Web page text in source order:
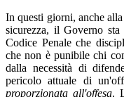
In questi giorni, anche
sicurezza, il Governo
Codice Penale che
che non è punibile chi
dalla necessità di
pericolo attuale di
proporzionata all'offesa.